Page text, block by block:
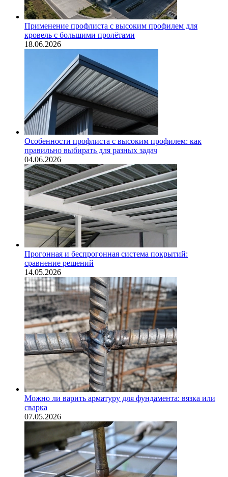
Применение профлиста с высоким профилем для
кровель с большими пролётами
18.06.2026
Особенности профлиста с высоким профилем: как
правильно выбирать для разных задач
04.06.2026
Прогонная и беспрогонная система покрытий:
сравнение решений
14.05.2026
Можно ли варить арматуру для фундамента: вязка или
сварка
07.05.2026